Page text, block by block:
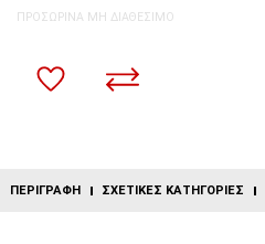
ΠΡΟΣΩΡΙΝΆ ΜΗ ΔΙΑΘΈΣΙΜΟ
ΠΕΡΙΓΡΑΦΉ ΣΧΕΤΙΚΈΣ ΚΑΤΗΓΟΡΊΕΣ